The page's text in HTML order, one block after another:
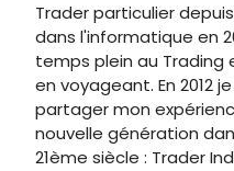
Trader particulier
dans l'informatique en
temps plein au
en voyageant. En 2012
partager mon
nouvelle génération
21ème siècle : Trader